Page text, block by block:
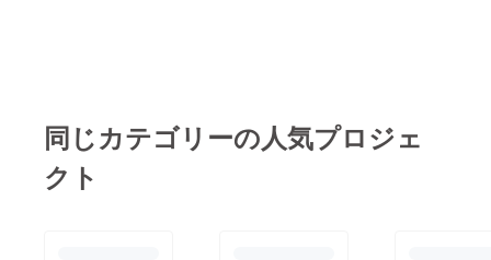
ています。お届けまで
もうしばらくお待ち下
同じカテゴリーの人気プロジェ
クト